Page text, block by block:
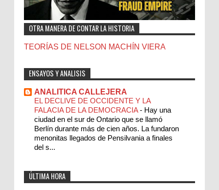
OTRA MANERA DE CONTAR LA HISTORIA
TEORÍAS DE NELSON MACHÍN VIERA
ENSAYOS Y ANALISIS
ANALITICA CALLEJERA
EL DECLIVE DE OCCIDENTE Y LA
FALACIA DE LA DEMOCRACIA- Hay una
ciudad en el sur de Ontario que se llamó
Berlín durante más de cien años. La fundaron
menonitas llegados de Pensilvania a finales
del s...
ÚLTIMA HORA